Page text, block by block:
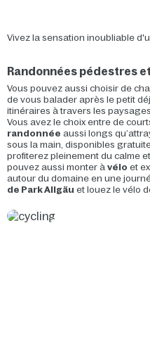
Vivez la sensation inoubliable
Randonnées pédestres
Vous pouvez aussi choisir de
de vous balader après le petit
itinéraires à travers les
Vous avez le choix entre de
randonnée aussi longs
sous la main, disponibles
profiterez pleinement du calme
pouvez aussi monter à vélo et
autour du domaine en une
de Park Allgäu et louez le vélo